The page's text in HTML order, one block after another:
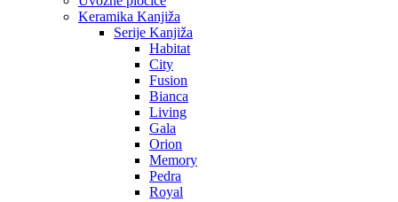
Keramika Kanjiža
Serije Kanjiža
Habitat
City
Fusion
Bianca
Living
Gala
Orion
Memory
Pedra
Royal